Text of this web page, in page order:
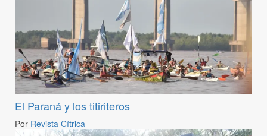
El Paraná y los titiriteros
Por Revista Cítrica